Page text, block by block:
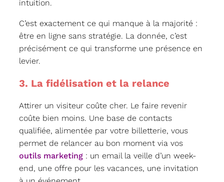
intuition.
C’est exactement ce qui manque à la majorité :
être en ligne sans stratégie. La donnée, c’est
précisément ce qui transforme une présence en
levier.
3. La fidélisation et la relance
Attirer un visiteur coûte cher. Le faire revenir
coûte bien moins. Une base de contacts
qualifiée, alimentée par votre billetterie, vous
permet de relancer au bon moment via vos
outils marketing : un email la veille d’un week-
end, une offre pour les vacances, une invitation